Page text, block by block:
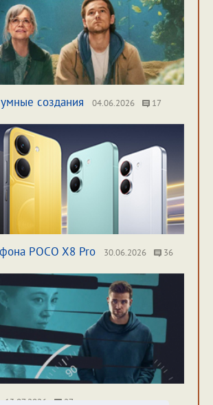
создания 04.06.2026 17
POCO X8 Pro 30.06.2026 36
13.07.2026 27